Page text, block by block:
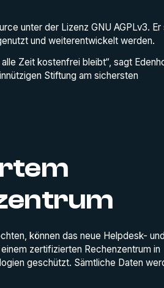
unter der Lizenz GNU AGPLv3.
und weiterentwickelt werden.
Zeit kostenfrei bleibt“, sagt
Stiftung am sichersten
können das neue Helpdesk- und
zertifizierten Rechenzentrum in
geschützt. Sämtliche Daten